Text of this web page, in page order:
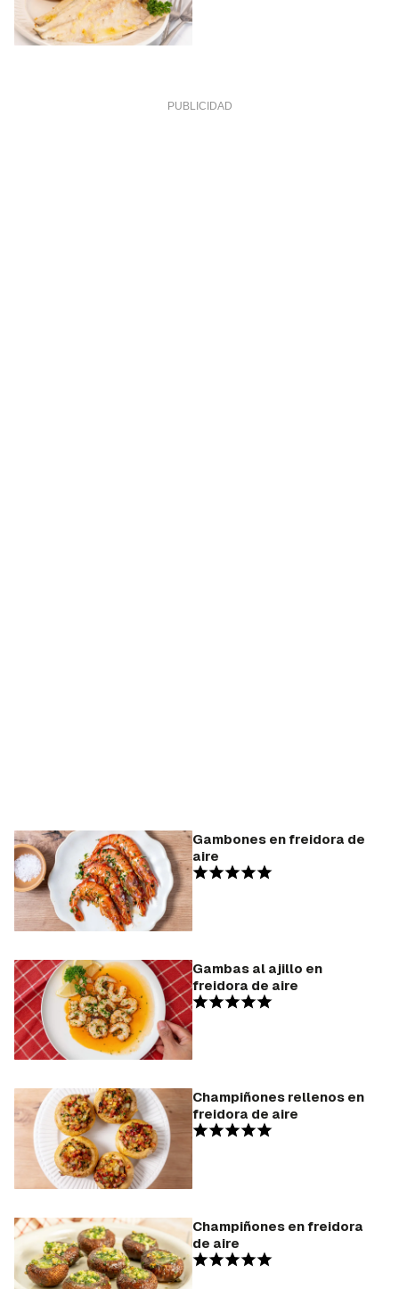
Gambones en freidora de
aire
Gambas al ajillo en
freidora de aire
Champiñones rellenos en
freidora de aire
Champiñones en freidora
de aire